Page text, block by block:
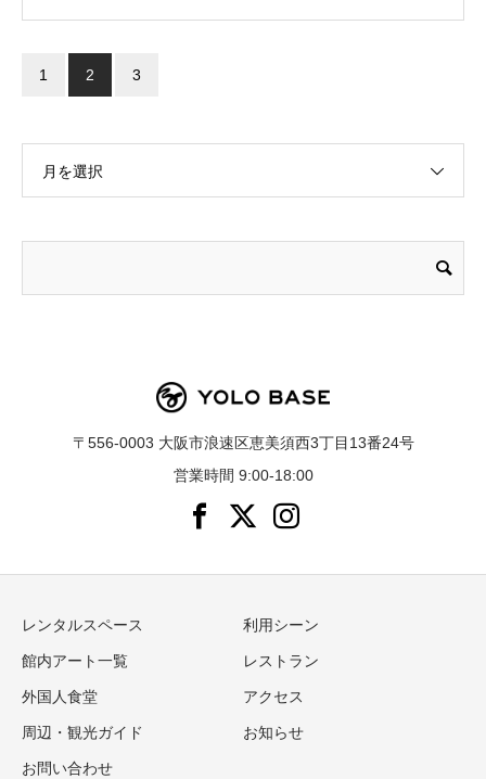
1 2 3
月を選択
〒556-0003 大阪市浪速区恵美須西3丁目13番24号
営業時間 9:00-18:00
レンタルスペース 利用シーン
館内アート一覧 レストラン
外国人食堂 アクセス
周辺・観光ガイド お知らせ
お問い合わせ